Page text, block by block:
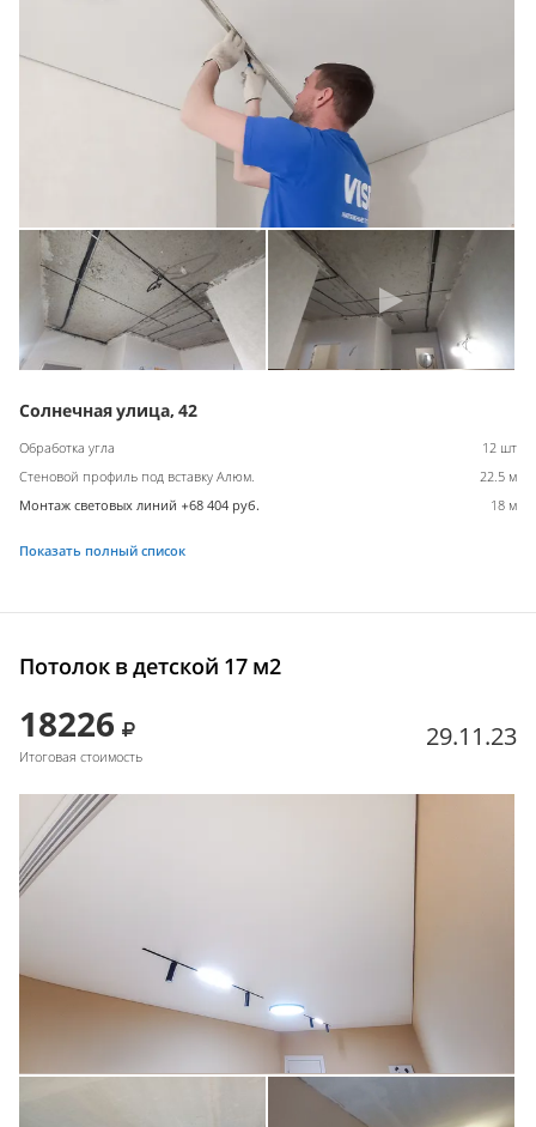
Солнечная улица, 42
Обработка угла
12 шт
Стеновой профиль под вставку Алюм.
22.5 м
Монтаж световых линий +68 404 руб.
18 м
Показать полный список
Потолок в детской 17 м2
18226
Итоговая стоимость
29.11.23